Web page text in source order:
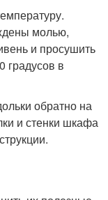
молью,
и просушить
градусов в
обратно на
и стенки шкафа